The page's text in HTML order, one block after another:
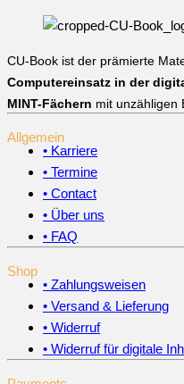
CU-Book ist der prämierte
Computereinsatz in der
MINT-Fächern mit unzähligen
Allgemein
• Karriere
• Termine
• Contact
• Über uns
• FAQ
Shop
• Zahlungsweisen
• Versand & Lieferung
• Widerruf
• Widerruf für digitale